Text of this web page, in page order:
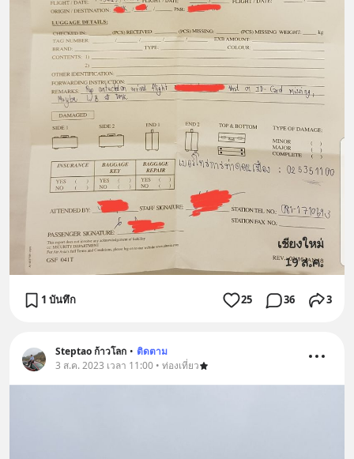
1 บันทึก 25 36 3
Steptao ก้าวโลก • ติดตาม
3 ส.ค. 2023 เวลา 11:00 • ท่องเที่ยว